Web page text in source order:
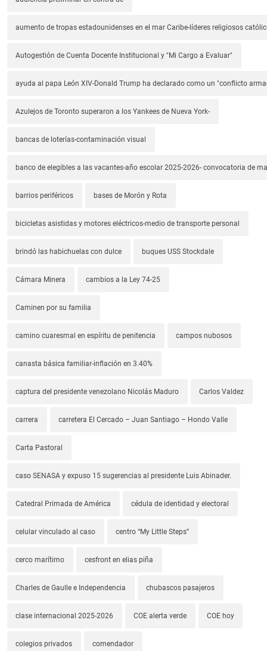
aumento de tropas estadounidenses en el mar Caribe-líderes religiosos
Autogestión de Cuenta Docente Institucional y "Mi Cargo a Evaluar"
ayuda al papa León XIV-Donald Trump ha declarado como un "conflicto
Azulejos de Toronto superaron a los Yankees de Nueva York-
bancas de loterías-contaminación visual
banco de elegibles a las vacantes-año escolar 2025-2026- convocatoria de
barrios periféricos bases de Morón y Rota
bicicletas asistidas y motores eléctricos-medio de transporte personal
brindó las habichuelas con dulce buques USS Stockdale
Cámara Minera cambios a la Ley 74-25
Caminen por su familia
camino cuaresmal en espíritu de penitencia campos nubosos
canasta básica familiar-inflación en 3.40%
captura del presidente venezolano Nicolás Maduro Carlos Valdez
carrera carretera El Cercado – Juan Santiago – Hondo Valle
Carta Pastoral
caso SENASA y expuso 15 sugerencias al presidente Luis Abinader.
Catedral Primada de América cédula de identidad y electoral
celular vinculado al caso centro “My Little Steps”
cerco marítimo cesfront en elias piña
Charles de Gaulle e Independencia chubascos pasajeros
clase internacional 2025-2026 COE alerta verde COE hoy
colegios privados comendador